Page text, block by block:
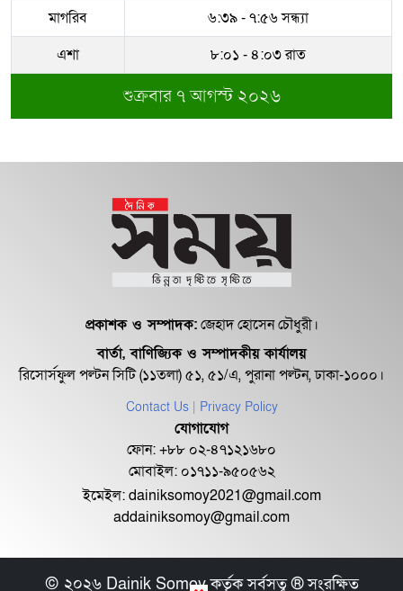
সম্পদের পাহাড় গড়েছেন নকল নবিশ
আতাউর রহমান
অবশেষে বরখাস্ত রাজউকের শফিউল্লাহ
১৮ জুলাই সব মোবাইল গ্রাহকরা পাবেন
১ জিবি ফ্রি ইন্টারনেট
শেরে বাংলা বালিকা মহাবিদ্যালয়ে ‘নিয়ম
মাগরিব
৬:৩৯ - ৭:৫৬ সন্ধ্যা
এশা
৮:০১ - ৪:০৩ রাত
শুক্রবার ৭ আগস্ট ২০২৬
প্রকাশক ও সম্পাদক:জেহাদ হোসেন চৌধুরী।
বার্তা, বাণিজ্যিক ও সম্পাদকীয় কার্যালয়
রিসোর্সফুল পল্টন সিটি (১১তলা) ৫১, ৫১/এ, পুরানা পল্টন, ঢাকা-১০০০।
Contact Us | Privacy Policy
যোগাযোগ
ফোন: +৮৮ ০২-৪৭১২১৬৮০
মোবাইল: ০১৭১১-৯৫০৫৬২
ইমেইল:dainiksomoy2021@gmail.com
addainiksomoy@gmail.com
© ২০২৬ Dainik Somoy কর্তৃক সর্বসত্ব ® সংরক্ষিত